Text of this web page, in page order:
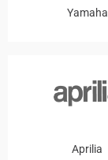
Yamaha
Aprilia